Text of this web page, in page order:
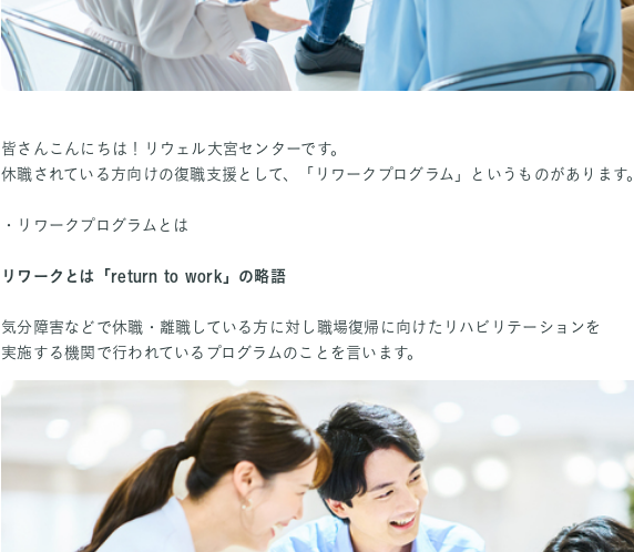
皆さんこんにちは！リウェル大宮センターです。
休職されている方向けの復職支援として、「リワークプログラム」というものがあります。
・リワークプログラムとは
リワークとは「return to work」の略語
気分障害などで休職・離職している方に対し職場復帰に向けたリハビリテーションを
実施する機関で行われているプログラムのことを言います。